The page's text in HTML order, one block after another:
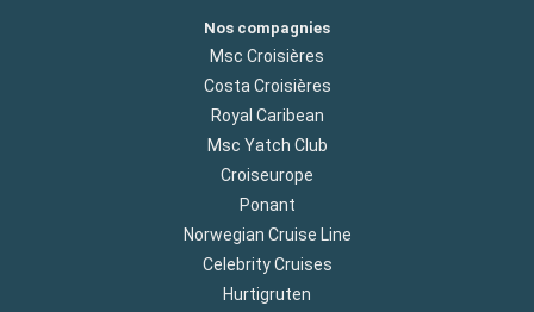
Nos compagnies
Msc Croisières
Costa Croisières
Royal Caribean
Msc Yatch Club
Croiseurope
Ponant
Norwegian Cruise Line
Celebrity Cruises
Hurtigruten